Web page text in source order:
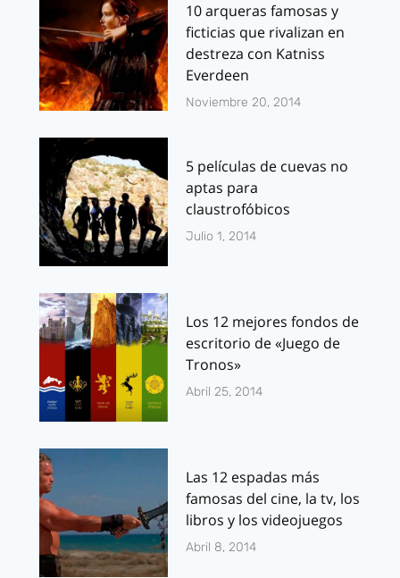
10 arqueras famosas y
ficticias que rivalizan en
destreza con Katniss
Everdeen
Noviembre 20, 2014
5 películas de cuevas no
aptas para
claustrofóbicos
Julio 1, 2014
Los 12 mejores fondos de
escritorio de «Juego de
Tronos»
Abril 25, 2014
Las 12 espadas más
famosas del cine, la tv, los
libros y los videojuegos
Abril 8, 2014